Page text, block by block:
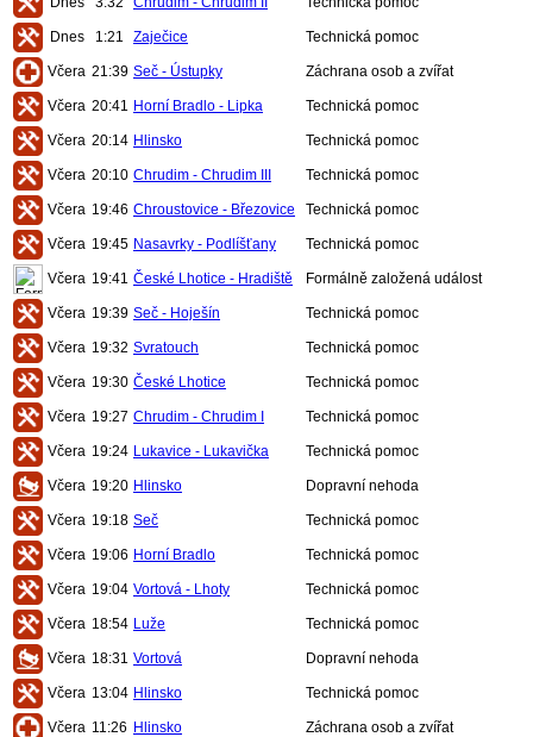
Dnes 1:21 Zaječice Technická pomoc
Včera 21:39 Seč - Ústupky Záchrana osob a zvířat
Včera 20:41 Horní Bradlo - Lipka Technická pomoc
Včera 20:14 Hlinsko Technická pomoc
Včera 20:10 Chrudim - Chrudim III Technická pomoc
Včera 19:46 Chroustovice - Březovice Technická pomoc
Včera 19:45 Nasavrky - Podlíšťany Technická pomoc
Včera 19:41 České Lhotice - Hradiště Formálně založená událost
Včera 19:39 Seč - Hoješín Technická pomoc
Včera 19:32 Svratouch Technická pomoc
Včera 19:30 České Lhotice Technická pomoc
Včera 19:27 Chrudim - Chrudim I Technická pomoc
Včera 19:24 Lukavice - Lukavička Technická pomoc
Včera 19:20 Hlinsko Dopravní nehoda
Včera 19:18 Seč Technická pomoc
Včera 19:06 Horní Bradlo Technická pomoc
Včera 19:04 Vortová - Lhoty Technická pomoc
Včera 18:54 Luže Technická pomoc
Včera 18:31 Vortová Dopravní nehoda
Včera 13:04 Hlinsko Technická pomoc
Včera 11:26 Hlinsko Záchrana osob a zvířat